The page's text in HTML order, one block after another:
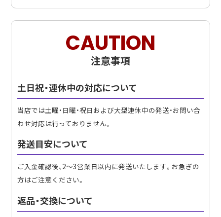
CAUTION
注意事項
土日祝・連休中の対応について
当店では土曜・日曜・祝日および大型連休中の発送・お問い合
わせ対応は行っておりません。
発送目安について
ご入金確認後、2〜3営業日以内に発送いたします。お急ぎの
方はご注意ください。
返品・交換について